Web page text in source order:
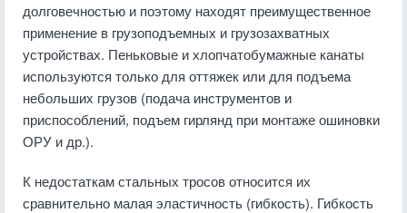
долговечностью и поэтому находят преимущественное
применение в грузоподъемных и грузозахватных
устройствах. Пеньковые и хлопчатобумажные канаты
используются только для оттяжек или для подъема
небольших грузов (подача инструментов и
приспособлений, подъем гирлянд при монтаже ошиновки
ОРУ и др.).
К недостаткам стальных тросов относится их
сравнительно малая эластичность (гибкость). Гибкость